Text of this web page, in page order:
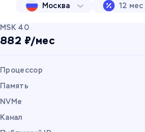
Москва
12 мес
MSK 40
882 ₽/мес
Процессор
Память
NVMe
Канал